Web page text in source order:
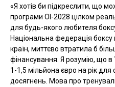
«Я хотів би підкреслити, що
програми ОІ-2028 цілком
для будь-якого любителя
Національна федерація боксу
країн, миттєво втратила б
фінансування. Я розумію, що в
1-1,5 мільйона євро на рік
досягнень. Мова про